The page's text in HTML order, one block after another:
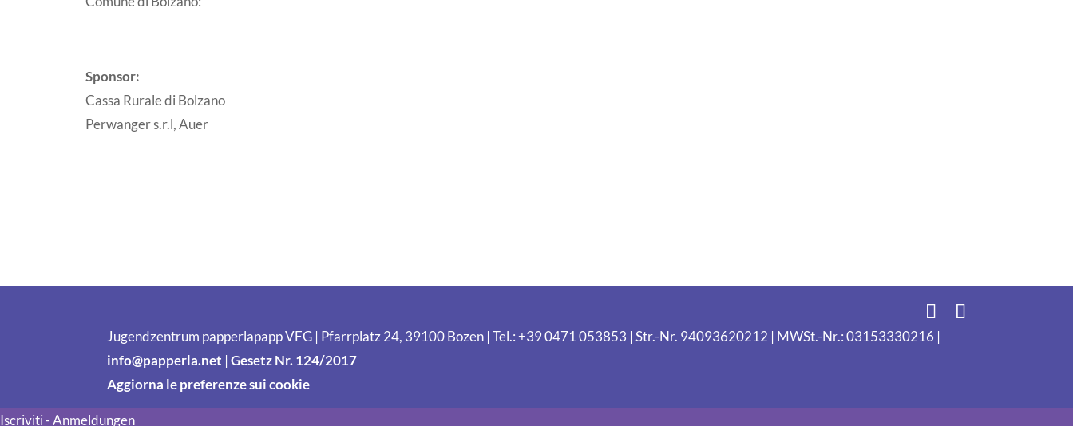
Sponsor:
Cassa Rurale di Bolzano
Perwanger s.r.l, Auer
Jugendzentrum papperlapapp VFG | Pfarrplatz 24, 39100 Bozen | Tel.: +39 0471 053853 | Str.-Nr. 94093620212 | MWSt.-Nr.: 03153330216 |
info@papperla.net |Gesetz Nr. 124/2017
Aggiorna le preferenze sui cookie
Iscriviti - Anmeldungen